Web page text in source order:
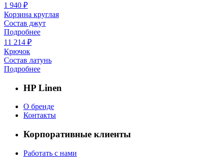
1 940 ₽
Корзина круглая
Состав джут
Подробнее
11 214 ₽
Крючок
Состав латунь
Подробнее
HP Linen
О бренде
Контакты
Корпоративные клиенты
Работать с нами